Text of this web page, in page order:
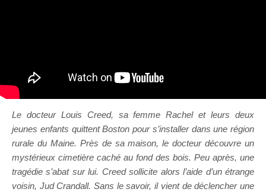
Le docteur Louis Creed, sa femme Rachel et leurs deux
jeunes enfants quittent Boston pour s’installer dans une région
rurale du Maine. Près de sa maison, le docteur découvre un
mystérieux cimetière caché au fond des bois. Peu après, une
tragédie s’abat sur lui. Creed sollicite alors l’aide d’un étrange
voisin, Jud Crandall. Sans le savoir, il vient de déclencher une